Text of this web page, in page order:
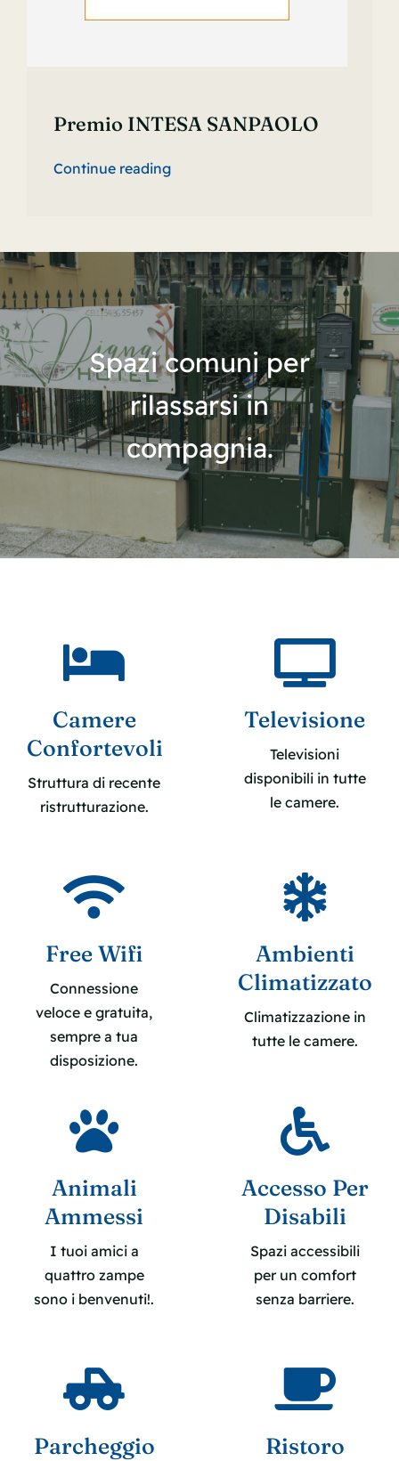
Premio INTESA SANPAOLO
Continue reading
Spazi comuni per
rilassarsi in
compagnia.
Camere
Confortevoli
Struttura di recente
ristrutturazione.
Televisione
Televisioni
disponibili in tutte
le camere.
Ambienti
Climatizzato
Climatizzazione in
tutte le camere.
Free Wifi
Connessione
veloce e gratuita,
sempre a tua
disposizione.
Ristoro
Animali
Ammessi
I tuoi amici a
quattro zampe
sono i benvenuti!.
Accesso Per
Disabili
Spazi accessibili
per un comfort
senza barriere.
Parcheggio